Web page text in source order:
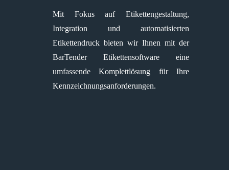
Mit Fokus auf Etikettengestaltung,
Integration und automatisierten
Etikettendruck bieten wir Ihnen mit der
BarTender Etikettensoftware eine
umfassende Komplettlösung für Ihre
Kennzeichnungsanforderungen.